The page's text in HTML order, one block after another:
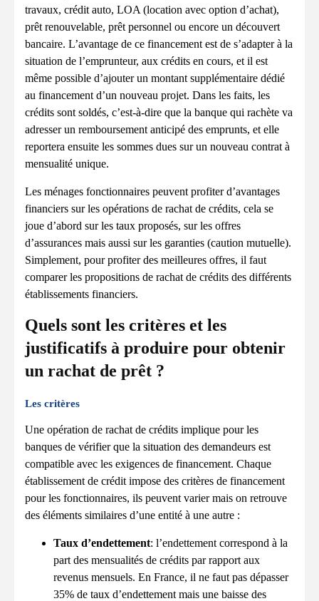
travaux, crédit auto, LOA (location avec option d’achat),
prêt renouvelable, prêt personnel ou encore un découvert
bancaire. L’avantage de ce financement est de s’adapter à la
situation de l’emprunteur, aux crédits en cours, et il est
même possible d’ajouter un montant supplémentaire dédié
au financement d’un nouveau projet. Dans les faits, les
crédits sont soldés, c’est-à-dire que la banque qui rachète va
adresser un remboursement anticipé des emprunts, et elle
reportera ensuite les sommes dues sur un nouveau contrat à
mensualité unique.
Les ménages fonctionnaires peuvent profiter d’avantages
financiers sur les opérations de rachat de crédits, cela se
joue d’abord sur les taux proposés, sur les offres
d’assurances mais aussi sur les garanties (caution mutuelle).
Simplement, pour profiter des meilleures offres, il faut
comparer les propositions de rachat de crédits des différents
établissements financiers.
Quels sont les critères et les
justificatifs à produire pour obtenir
un rachat de prêt ?
Les critères
Une opération de rachat de crédits implique pour les
banques de vérifier que la situation des demandeurs est
compatible avec les exigences de financement. Chaque
établissement de crédit impose des critères de financement
pour les fonctionnaires, ils peuvent varier mais on retrouve
des éléments similaires d’une entité à une autre :
Taux d’endettement: l’endettement correspond à la
part des mensualités de crédits par rapport aux
revenus mensuels. En France, il ne faut pas dépasser
35% de taux d’endettement mais une baisse des